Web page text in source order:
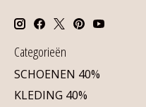
Categorieën
SCHOENEN 40%
KLEDING 40%